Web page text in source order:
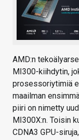
AMD:n
MI300-kiihdytin,
prosessoriytimiä
maailman
piiri on nimetty
MI300X:n. Toisin
CDNA3 GPU-